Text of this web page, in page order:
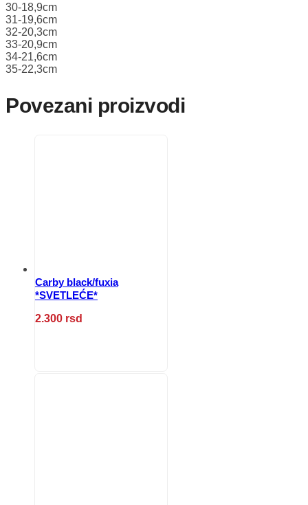
30-18,9cm
31-19,6cm
32-20,3cm
33-20,9cm
34-21,6cm
35-22,3cm
Povezani proizvodi
Carby black/fuxia
*SVETLEĆE*
2.300 rsd